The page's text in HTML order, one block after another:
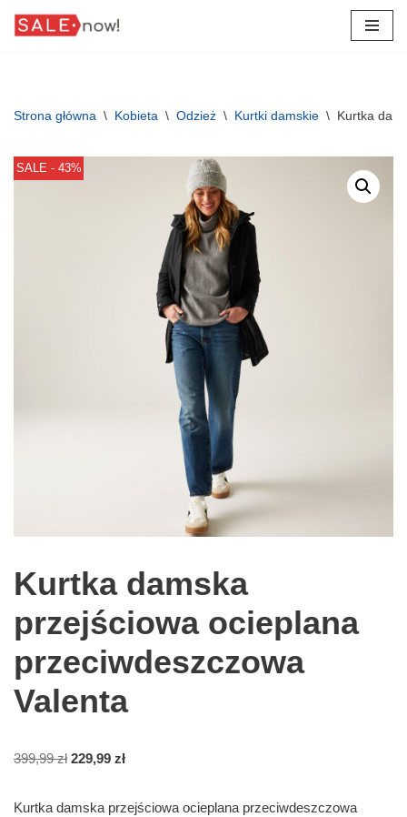
Strona główna \ Kobieta \ Odzież \ Kurtki damskie \ Kurtka
SALE - 43%
Kurtka damska
przejściowa ocieplana
przeciwdeszczowa
Valenta
399,99zł 229,99 zł
Kurtka damska przejściowa ocieplana przeciwdeszczowa